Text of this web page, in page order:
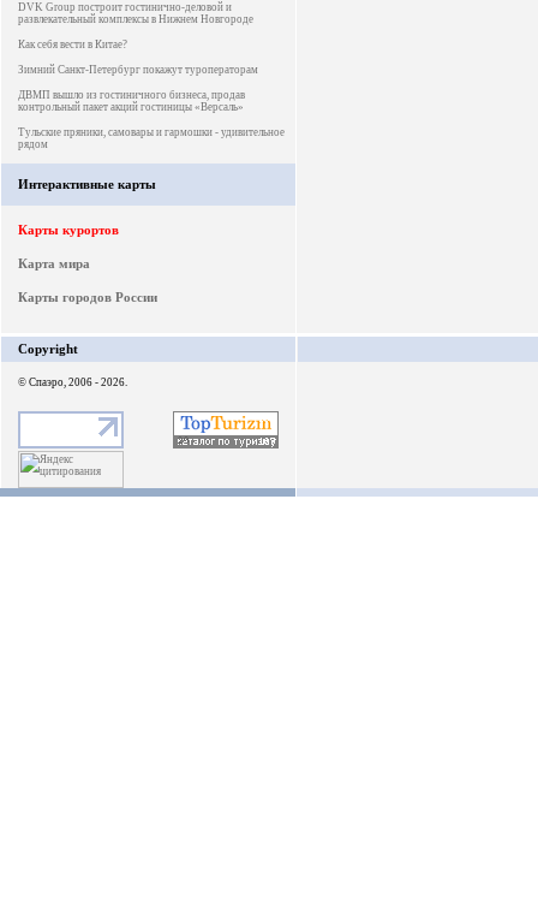
DVK Group построит гостинично-деловой и
развлекательный комплексы в Нижнем Новгороде
Как себя вести в Китае?
Зимний Санкт-Петербург покажут туроператорам
ДВМП вышло из гостиничного бизнеса, продав
контрольный пакет акций гостиницы «Версаль»
Тульские пряники, самовары и гармошки - удивительное
рядом
Интерактивные карты
Карты курортов
Карта мира
Карты городов России
Copyright
© Спаэро, 2006 - 2026.